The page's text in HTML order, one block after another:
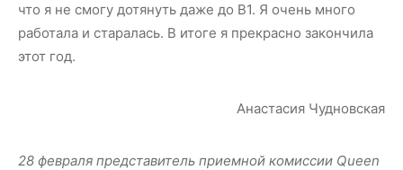
что я не смогу дотянуть даже до В1. Я очень много
работала и старалась. В итоге я прекрасно закончила
этот год.
Анастасия Чудновская
28 февраля представитель приемной комиссии Queen